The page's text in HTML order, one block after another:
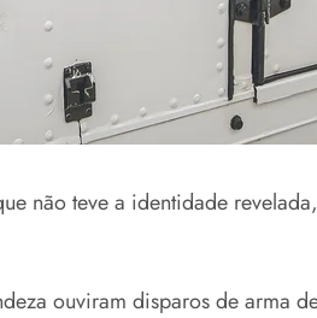
não teve a identidade
ouviram disparos de arma